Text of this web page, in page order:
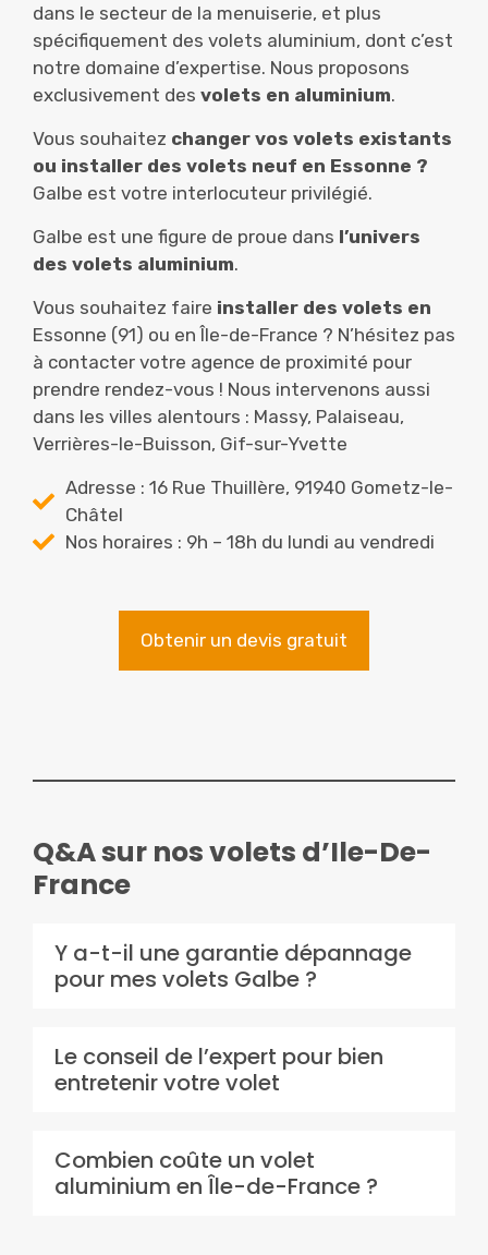
dans le secteur de la menuiserie, et plus
spécifiquement des volets aluminium, dont c’est
notre domaine d’expertise. Nous proposons
exclusivement des volets en aluminium.
Vous souhaitez changer vos volets existants
ou installer des volets neuf en Essonne ?
Galbe est votre interlocuteur privilégié.
Galbe est une figure de proue dans l’univers
des volets aluminium.
Vous souhaitez faire installer des volets en
Essonne (91) ou en Île-de-France ? N’hésitez pas
à contacter votre agence de proximité pour
prendre rendez-vous ! Nous intervenons aussi
dans les villes alentours : Massy, Palaiseau,
Verrières-le-Buisson, Gif-sur-Yvette
Adresse : 16 Rue Thuillère, 91940 Gometz-le-
Châtel
Nos horaires : 9h – 18h du lundi au vendredi
Obtenir un devis gratuit
Q&A sur nos volets d’Ile-De-
France
Y a-t-il une garantie dépannage
pour mes volets Galbe ?
Le conseil de l’expert pour bien
entretenir votre volet
Combien coûte un volet
aluminium en Île-de-France ?